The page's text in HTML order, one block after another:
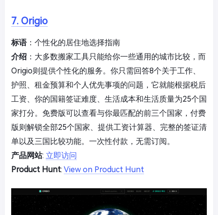
7. Origio
标语：个性化的居住地选择指南
介绍 ：大多数搬家工具只能给你一些通用的城市比较，而
Origio则提供个性化的服务。你只需回答8个关于工作、
护照、租金预算和个人优先事项的问题，它就能根据税后
工资、你的国籍签证难度、生活成本和生活质量为25个国
家打分。免费版可以查看与你最匹配的前三个国家，付费
版则解锁全部25个国家、提供工资计算器、完整的签证清
单以及三国比较功能。一次性付款，无需订阅。
产品网站: 立即访问
Product Hunt: View on Product Hunt